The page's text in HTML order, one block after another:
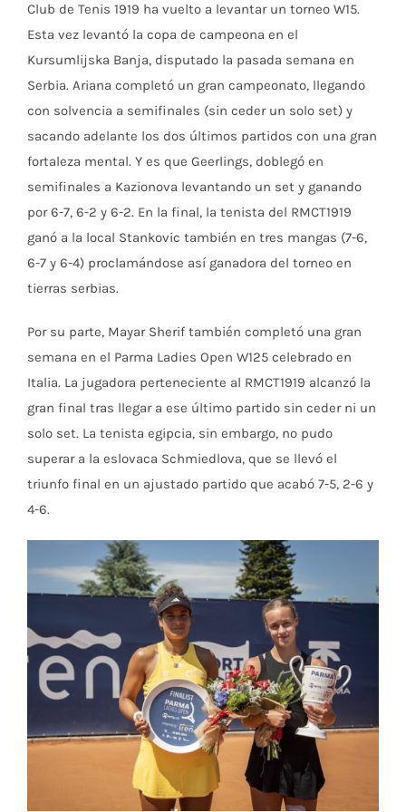
Club de Tenis 1919 ha vuelto a levantar un torneo W15.
Esta vez levantó la copa de campeona en el
Kursumlijska Banja, disputado la pasada semana en
Serbia. Ariana completó un gran campeonato, llegando
con solvencia a semifinales (sin ceder un solo set) y
sacando adelante los dos últimos partidos con una gran
fortaleza mental. Y es que Geerlings, doblegó en
semifinales a Kazionova levantando un set y ganando
por 6-7, 6-2 y 6-2. En la final, la tenista del RMCT1919
ganó a la local Stankovic también en tres mangas (7-6,
6-7 y 6-4) proclamándose así ganadora del torneo en
tierras serbias.
Por su parte, Mayar Sherif también completó una gran
semana en el Parma Ladies Open W125 celebrado en
Italia. La jugadora perteneciente al RMCT1919 alcanzó la
gran final tras llegar a ese último partido sin ceder ni un
solo set. La tenista egipcia, sin embargo, no pudo
superar a la eslovaca Schmiedlova, que se llevó el
triunfo final en un ajustado partido que acabó 7-5, 2-6 y
4-6.